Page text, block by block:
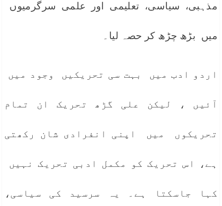
مذہبی، سیاسی، تعلیمی اور علمی سرگرمیوں
میں بڑھ چڑھ کر حصہ لیا۔
اردو ادب میں بہت سی تحریکیں وجود میں
آئیں ، لیکن علی گڑھ تحریک ان تمام
تحریکوں میں اپنی انفرادی شان رکھتی
ہے، اس تحریک کو مکمل ادبی تحریک نہیں
کہا جاسکتا ہے۔ یہ سرسید کی سیاسی،